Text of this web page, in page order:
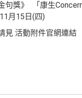
句獎》 「康生
月15日(四)
見 活動附件官網連結